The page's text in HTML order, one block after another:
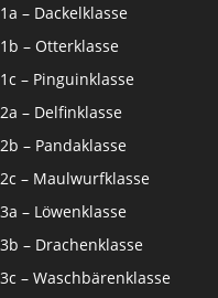
– Dackelklasse
– Otterklasse
– Pinguinklasse
– Delfinklasse
– Pandaklasse
– Maulwurfklasse
– Löwenklasse
– Drachenklasse
– Waschbärenklasse